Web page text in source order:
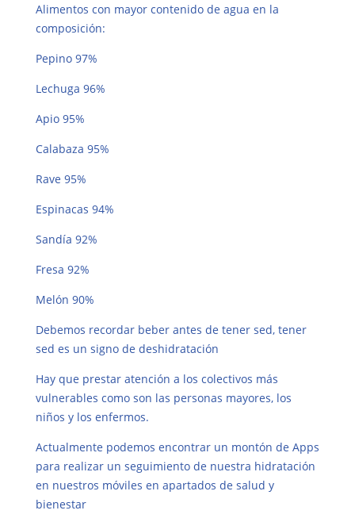
Alimentos con mayor contenido de agua en la
composición:
Pepino 97%
Lechuga 96%
Apio 95%
Calabaza 95%
Rave 95%
Espinacas 94%
Sandía 92%
Fresa 92%
Melón 90%
Debemos recordar beber antes de tener sed, tener
sed es un signo de deshidratación
Hay que prestar atención a los colectivos más
vulnerables como son las personas mayores, los
niños y los enfermos.
Actualmente podemos encontrar un montón de Apps
para realizar un seguimiento de nuestra hidratación
en nuestros móviles en apartados de salud y
bienestar